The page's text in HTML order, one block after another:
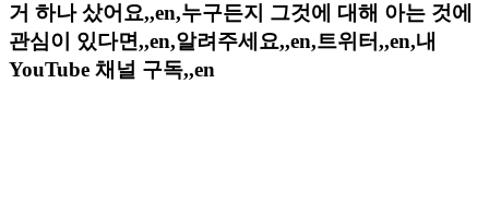
거 하나 샀어요,,en,누구든지 그것에 대해 아는 것에
관심이 있다면,,en,알려주세요,,en,트위터,,en,내
YouTube 채널 구독,,en